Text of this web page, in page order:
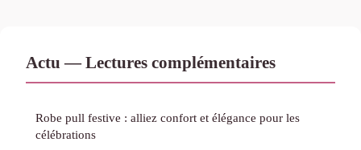
Actu — Lectures complémentaires
Robe pull festive : alliez confort et élégance pour les
célébrations